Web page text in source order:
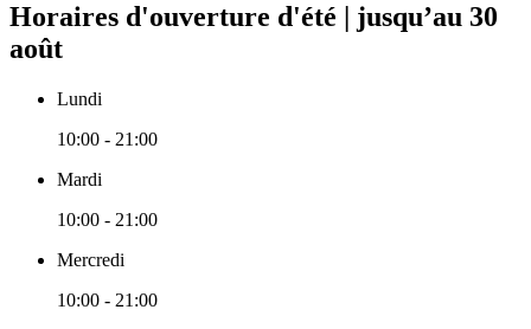
Horaires d'ouverture d'été | jusqu’au 30
août
Lundi
10:00 - 21:00
Mardi
10:00 - 21:00
Mercredi
10:00 - 21:00